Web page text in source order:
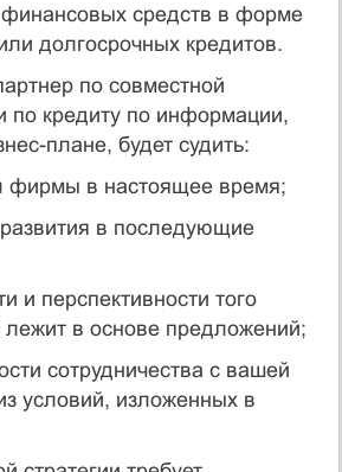
средств в форме
долгосрочных кредитов.
по совместной
по кредиту по информации,
плане, будет судить:
фирмы в настоящее время;
в последующие
и перспективности того
лежит в основе предложений;
сотрудничества с вашей
условий, изложенных в